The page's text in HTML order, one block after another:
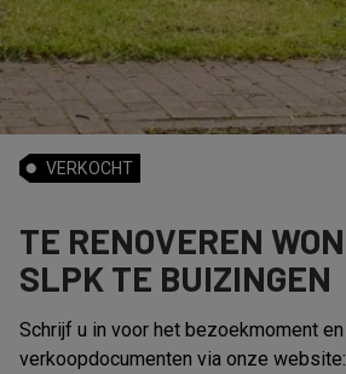
TE RENOVEREN
SLPK TE BUIZINGEN
VERKOCHT
Schrijf u in voor het bezoekmoment
verkoopdocumenten via onze website: